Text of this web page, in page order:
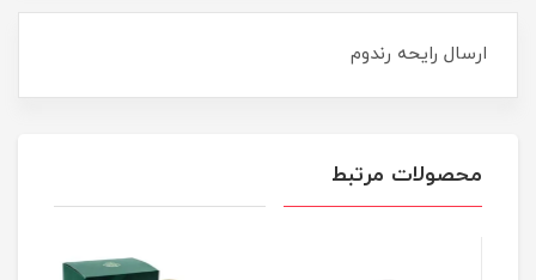
ارسال رایحه رندوم
محصولات مرتبط